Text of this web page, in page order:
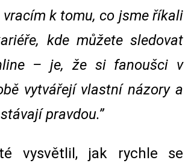
k tomu, co jsme říkali
kde můžete sledovat
– je, že si fanoušci v
vytvářejí vlastní názory a
pravdou.”
vysvětlil, jak rychle se